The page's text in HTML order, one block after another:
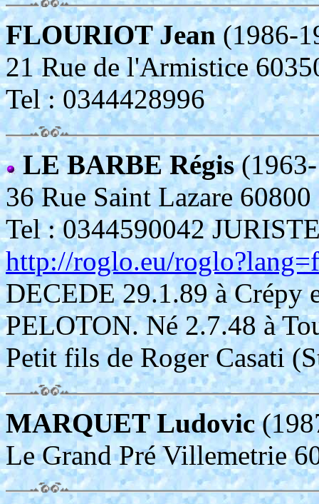
FLOURIOT Jean(1986-
21 Rue de l'Armistice
Tel : 0344428996
LE BARBE Régis
36 Rue Saint Lazare
Tel : 0344590042
http://roglo.eu/
DECEDE 29.1.89 à Crépy
PELOTON. Né 2.7.48 à
Petit fils de Roger Casati
MARQUET Ludovic
Le Grand Pré Villemetrie